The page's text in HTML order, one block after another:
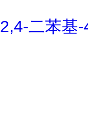
2,4-二苯基